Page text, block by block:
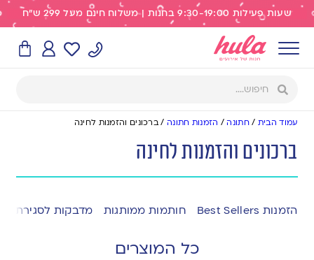
שעות פעילות 9:30-19:00 בחנות | משלוח חינם מעל 299 ש"ח
עמוד הבית /חתונה/ הזמנות חתונה /ברכונים והזמנות לחינה
ברכונים והזמנות לחינה
הזמנות Best Sellers חותמות ממותגות מדבקות לסגירת
כל המוצרים